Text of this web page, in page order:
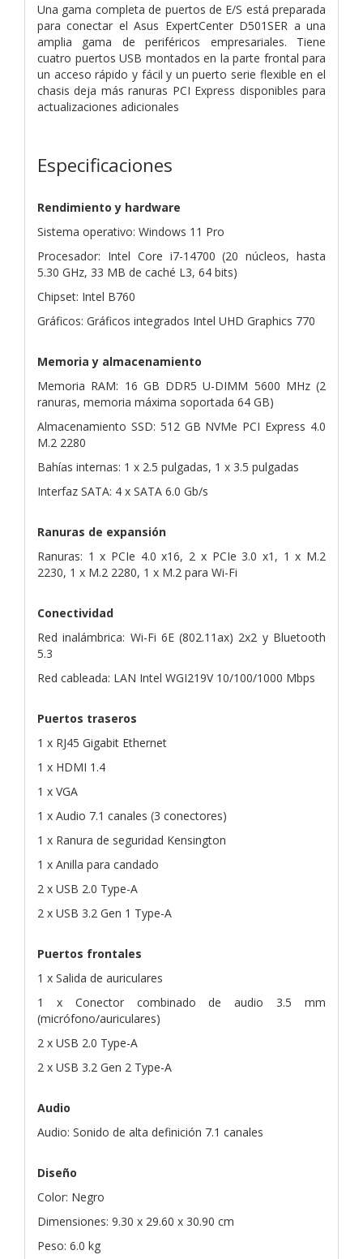
Una gama completa de puertos de E/S está preparada
para conectar el Asus ExpertCenter D501SER a una
amplia gama de periféricos empresariales. Tiene
cuatro puertos USB montados en la parte frontal para
un acceso rápido y fácil y un puerto serie flexible en el
chasis deja más ranuras PCI Express disponibles para
actualizaciones adicionales
Especificaciones
Rendimiento y hardware
Sistema operativo: Windows 11 Pro
Procesador: Intel Core i7-14700 (20 núcleos, hasta
5.30 GHz, 33 MB de caché L3, 64 bits)
Chipset: Intel B760
Gráficos: Gráficos integrados Intel UHD Graphics 770
Memoria y almacenamiento
Memoria RAM: 16 GB DDR5 U-DIMM 5600 MHz (2
ranuras, memoria máxima soportada 64 GB)
Almacenamiento SSD: 512 GB NVMe PCI Express 4.0
M.2 2280
Bahías internas: 1 x 2.5 pulgadas, 1 x 3.5 pulgadas
Interfaz SATA: 4 x SATA 6.0 Gb/s
Ranuras de expansión
Ranuras: 1 x PCIe 4.0 x16, 2 x PCIe 3.0 x1, 1 x M.2
2230, 1 x M.2 2280, 1 x M.2 para Wi-Fi
Conectividad
Red inalámbrica: Wi-Fi 6E (802.11ax) 2x2 y Bluetooth
5.3
Red cableada: LAN Intel WGI219V 10/100/1000 Mbps
Puertos traseros
1 x RJ45 Gigabit Ethernet
1 x HDMI 1.4
1 x VGA
1 x Audio 7.1 canales (3 conectores)
1 x Ranura de seguridad Kensington
1 x Anilla para candado
2 x USB 2.0 Type-A
2 x USB 3.2 Gen 1 Type-A
Puertos frontales
1 x Salida de auriculares
1 x Conector combinado de audio 3.5 mm
(micrófono/auriculares)
2 x USB 2.0 Type-A
2 x USB 3.2 Gen 2 Type-A
Audio
Audio: Sonido de alta definición 7.1 canales
Diseño
Color: Negro
Dimensiones: 9.30 x 29.60 x 30.90 cm
Peso: 6.0 kg